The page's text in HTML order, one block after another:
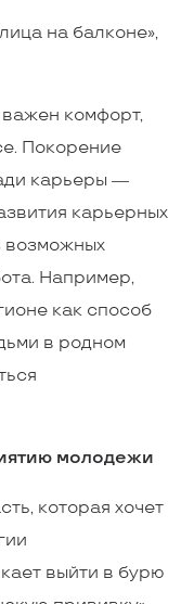
на балконе»,
комфорт,
Покорение
карьеры ―
карьерных
возможных
Например,
как способ
в родном
молодежи
которая хочет
выйти в бурю